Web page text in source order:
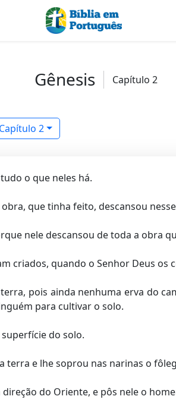
Gênesis Capítulo 2
Capítulo 2
o que neles há.
que tinha feito, descansou
nele descansou de toda a obra
criados, quando o Senhor Deus os
pois ainda nenhuma erva do
para cultivar o solo.
do solo.
e lhe soprou nas narinas o
do Oriente, e pôs nele o